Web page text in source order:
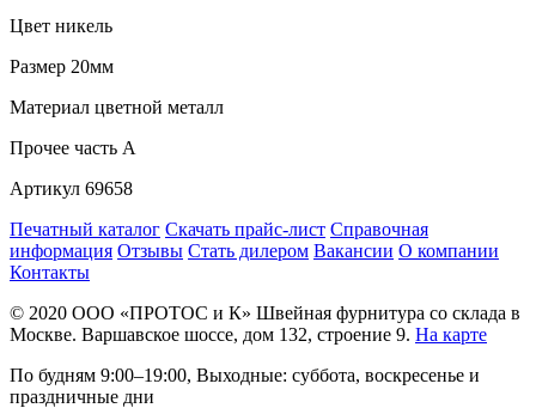
Цвет никель
Размер 20мм
Материал цветной металл
Прочее часть A
Артикул 69658
Печатный каталог Скачать прайс-лист Справочная
информация Отзывы Стать дилером Вакансии О компании
Контакты
© 2020 ООО «ПРОТОС и К» Швейная фурнитура со склада в
Москве. Варшавское шоссе, дом 132, строение 9. На карте
По будням 9:00–19:00, Выходные: суббота, воскресенье и
праздничные дни